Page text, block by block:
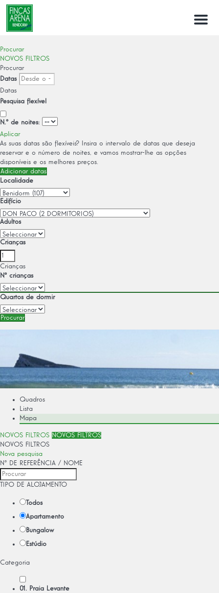
Menú
Procurar
NOVOS FILTROS
Procurar
Datas
Datas
Pesquisa flexível
N.º de noites:
Aplicar
As suas datas são flexíveis?
Insira o intervalo de datas que deseja
reservar e o número de noites, e vamos mostrar-lhe as opções
disponíveis e os melhores preços.
Adicionar datas
Localidade
Edifício
Adultos
Crianças
Crianças
Nº crianças
Quartos de dormir
Procurar
Quadros
Lista
Mapa
NOVOS FILTROS NOVOS FILTROS
NOVOS FILTROS
Nova pesquisa
Nº DE REFERÊNCIA / NOME
TIPO DE ALOJAMENTO
Todos
Apartamento
Bungalow
Estúdio
Categoria
01. Praia Levante